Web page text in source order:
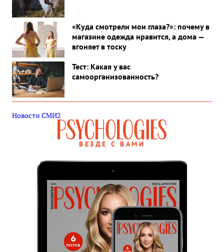
«Куда смотрели мои глаза?»: почему в
магазине одежда нравится, а дома —
вгоняет в тоску
Тест: Какая у вас
самоорганизованность?
Новости СМИ2
ВЕЗДЕ С ВАМИ